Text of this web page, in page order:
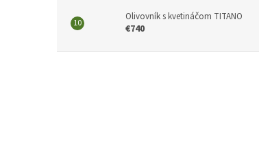
Olivovník s kvetináčom TITANO
€740